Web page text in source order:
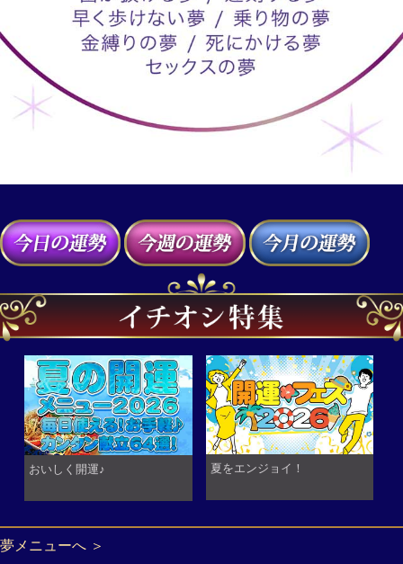
おいしく開運♪ 夏をエンジョイ！
夢メニューへ ＞